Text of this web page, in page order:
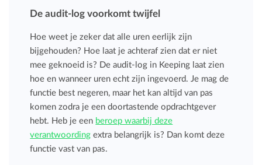
De audit-log voorkomt twijfel
Hoe weet je zeker dat alle uren eerlijk zijn
bijgehouden? Hoe laat je achteraf zien dat er niet
mee geknoeid is? De audit-log in Keeping laat zien
hoe en wanneer uren echt zijn ingevoerd. Je mag de
functie best negeren, maar het kan altijd van pas
komen zodra je een doortastende opdrachtgever
hebt. Heb je een beroep waarbij deze
verantwoording extra belangrijk is? Dan komt deze
functie vast van pas.